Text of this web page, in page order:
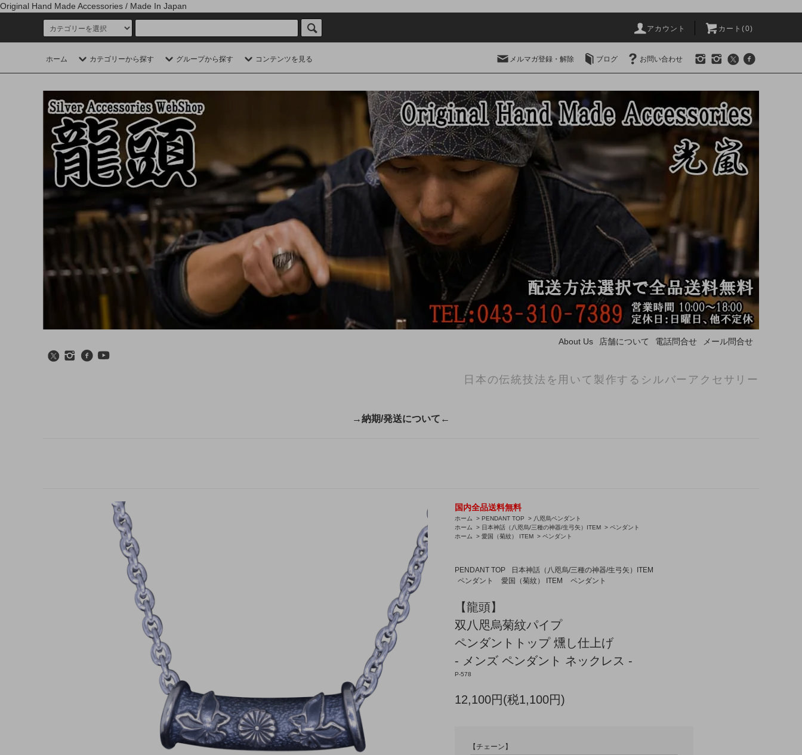
Original Hand Made Accessories / Made In Japan
アカウント カート(0)
ホーム カテゴリーから探す グループから探す コンテンツを見る メルマガ登録・解除 ブログ お問い合わせ
About Us 店舗について 電話問合せ メール問合せ
日本の伝統技法を用いて製作するシルバーアクセサリー
→納期/発送について←
国内全品送料無料
ホーム > PENDANT TOP > 八咫烏ペンダント
ホーム
> 日本神話（八咫烏/三種の神器/生弓矢）ITEM > ペンダント
ホーム
> 愛国（菊紋） ITEM > ペンダント
PENDANT TOP
日本神話（八咫烏/三種の神器/生弓矢）ITEM
ペンダント
愛国（菊紋） ITEM ペンダント
【龍頭】
双八咫烏菊紋パイプ
ペンダントトップ 燻し仕上げ
- メンズ ペンダント ネックレス -
P-578
12,100円(税1,100円)
【チェーン】